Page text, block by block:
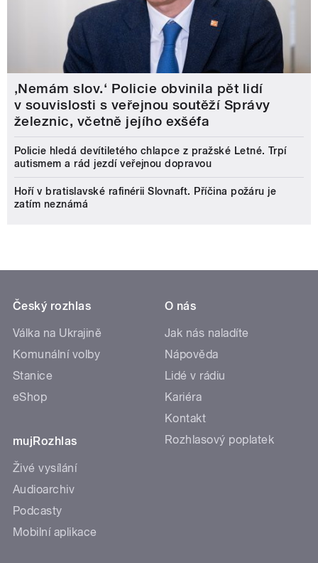
‚Nemám slov.‘ Policie obvinila pět lidí
v souvislosti s veřejnou soutěží Správy
železnic, včetně jejího exšéfa
Policie hledá devítiletého chlapce z pražské Letné. Trpí
autismem a rád jezdí veřejnou dopravou
Hoří v bratislavské rafinérii Slovnaft. Příčina požáru je
zatím neznámá
Český rozhlas
Válka na Ukrajině
Komunální volby
Stanice
eShop
mujRozhlas
Živé vysílání
Audioarchiv
Podcasty
Mobilní aplikace
O nás
Jak nás naladíte
Nápověda
Lidé v rádiu
Kariéra
Kontakt
Rozhlasový poplatek